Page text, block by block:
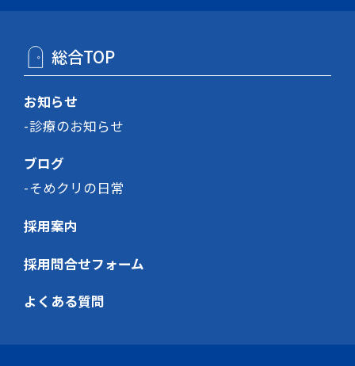
総合TOP
お知らせ
診療のお知らせ
ブログ
そめクリの日常
採用案内
採用問合せフォーム
よくある質問